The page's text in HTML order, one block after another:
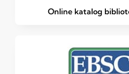
Online katalog